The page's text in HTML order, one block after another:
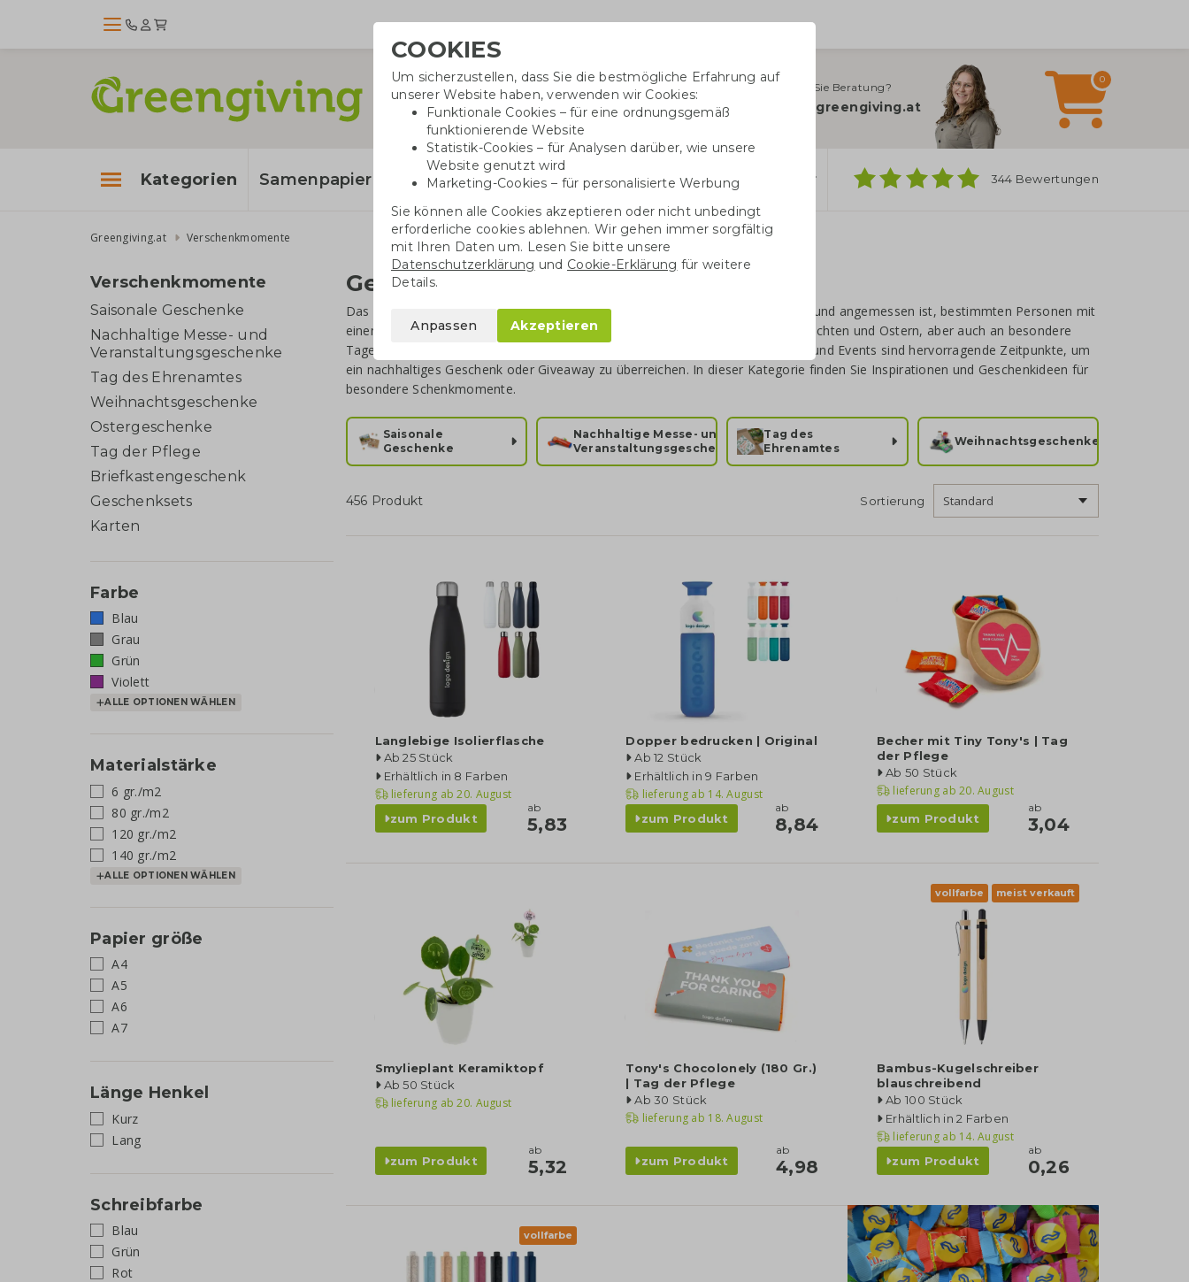
Benötigen Sie Beratung?
info@greengiving.at
0
Kategorien Samenpapier Baumwolltaschen Trinkwaren Kugelschreiber 344 Bewertungen
Greengiving.at Verschenkmomente
Verschenkmomente
Saisonale Geschenke
Nachhaltige Messe- und
Veranstaltungsgeschenke
Tag des Ehrenamtes
Weihnachtsgeschenke
Ostergeschenke
Tag der Pflege
Briefkastengeschenk
Geschenksets
Karten
Farbe
Blau
Grau
Grün
Violett
ALLE OPTIONEN WÄHLEN
Materialstärke
6 gr./m2
80 gr./m2
120 gr./m2
140 gr./m2
ALLE OPTIONEN WÄHLEN
Papier größe
A4
A5
A6
A7
Länge Henkel
Kurz
Lang
Schreibfarbe
Blau
Grün
Rot
Geschenke für besondere Anlässe
Das ganze Jahr über gibt es besondere Momente, in denen es Freude bereitet und angemessen ist, bestimmten Personen mit
einem schönen Geschenk zu überraschen. Denken Sie an Feiertage wie Weihnachten und Ostern, aber auch an besondere
Tage wie den Tag der Krankenpflege oder den Tag des Lehrers. Auch Messen und Events sind hervorragende Zeitpunkte, um
ein nachhaltiges Geschenk oder Giveaway zu überreichen. In dieser Kategorie finden Sie Inspirationen und Geschenkideen für
besondere Schenkmomente.
Saisonale
Geschenke
Nachhaltige Messe- und
Veranstaltungsgeschenke
Tag des
Ehrenamtes
Weihnachtsgeschenke
456 Produkt Sortierung
Langlebige Isolierflasche
Ab 25 Stück
Erhältlich in 8 Farben
lieferung ab 20. August
zum Produkt
ab
5,83
Dopper bedrucken | Original
Ab 12 Stück
Erhältlich in 9 Farben
lieferung ab 14. August
zum Produkt
ab
8,84
Becher mit Tiny Tony's | Tag
der Pflege
Ab 50 Stück
lieferung ab 20. August
zum Produkt
ab
3,04
Smylieplant Keramiktopf
Ab 50 Stück
lieferung ab 20. August
zum Produkt
ab
5,32
Tony's Chocolonely (180 Gr.)
| Tag der Pflege
Ab 30 Stück
lieferung ab 18. August
zum Produkt
ab
4,98
vollfarbe meist verkauft
Bambus-Kugelschreiber
blauschreibend
Ab 100 Stück
Erhältlich in 2 Farben
lieferung ab 14. August
zum Produkt
ab
0,26
vollfarbe
blog
COOKIES
Um sicherzustellen, dass Sie die bestmögliche Erfahrung auf
unserer Website haben, verwenden wir Cookies:
Funktionale Cookies – für eine ordnungsgemäß
funktionierende Website
Statistik-Cookies – für Analysen darüber, wie unsere
Website genutzt wird
Marketing-Cookies – für personalisierte Werbung
Sie können alle Cookies akzeptieren oder nicht unbedingt
erforderliche cookies ablehnen. Wir gehen immer sorgfältig
mit Ihren Daten um. Lesen Sie bitte unsere
Datenschutzerklärung und Cookie-Erklärung für weitere
Details.
Anpassen Akzeptieren